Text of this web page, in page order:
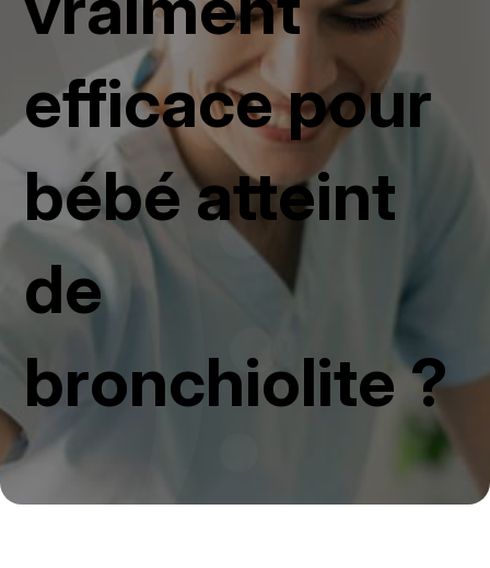
efficace pour
bébé atteint
de
bronchiolite ?